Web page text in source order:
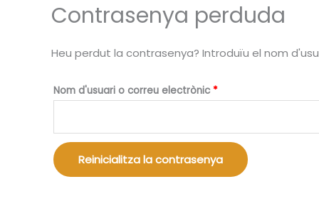
Contrasenya perduda
Heu perdut la contrasenya? Introduïu el nom
Nom d'usuari o correu electrònic*
Obligatori
Reinicialitza la contrasenya